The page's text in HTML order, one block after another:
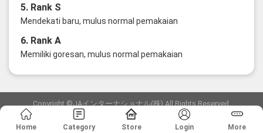
5. Rank S
Mendekati baru, mulus normal pemakaian
6. Rank A
Memiliki goresan, mulus normal pemakaian
Copyright ©JAインターナショナル(株) All Rights Reserved.
愛知県公安委員会発行 古物商許可証 第6: 第541161905900号
Home Category Store Login More